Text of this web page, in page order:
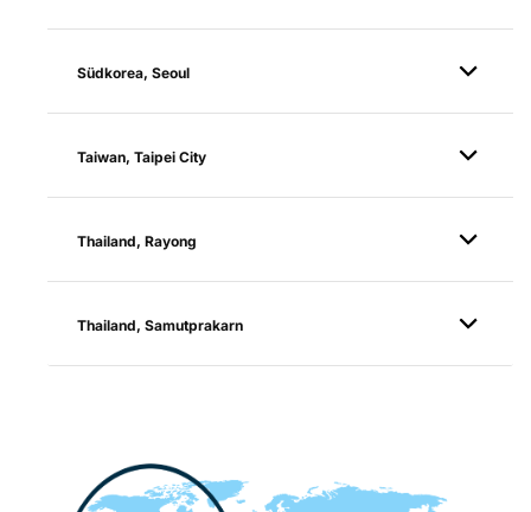
Südkorea, Seoul
Taiwan, Taipei City
Thailand, Rayong
Thailand, Samutprakarn